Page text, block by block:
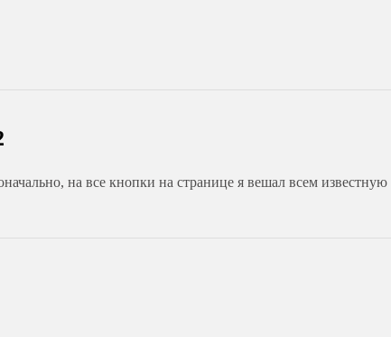
на все кнопки на странице я вешал всем известную